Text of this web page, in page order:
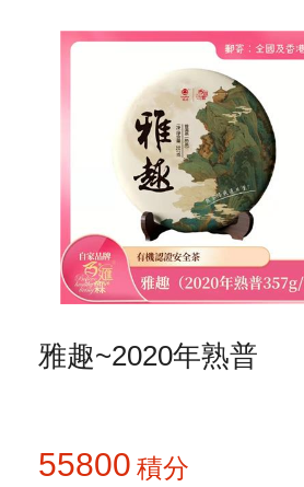
雅趣~2020年熟普
55800 積分